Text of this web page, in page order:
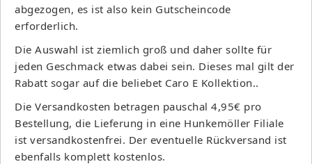
abgezogen, es ist also kein Gutscheincode
erforderlich.
Die Auswahl ist ziemlich groß und daher sollte für
jeden Geschmack etwas dabei sein. Dieses mal gilt der
Rabatt sogar auf die beliebet Caro E Kollektion..
Die Versandkosten betragen pauschal 4,95€ pro
Bestellung, die Lieferung in eine Hunkemöller Filiale
ist versandkostenfrei. Der eventuelle Rückversand ist
ebenfalls komplett kostenlos.